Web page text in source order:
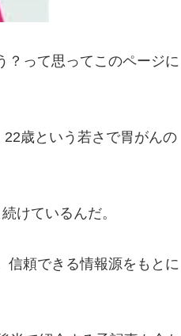
？って思ってこのページに
歳という若さで胃がんの
けているんだ。
信頼できる情報源をもとに